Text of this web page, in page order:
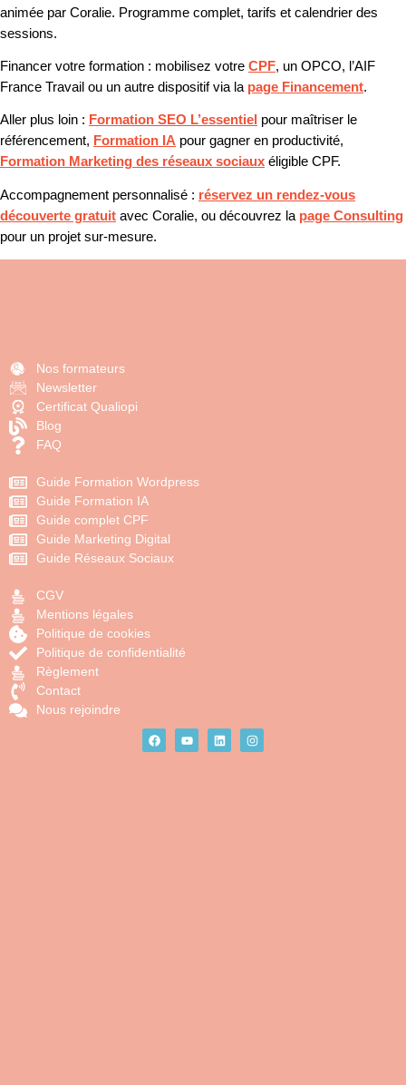
animée par Coralie. Programme complet, tarifs et calendrier des
sessions.
Financer votre formation : mobilisez votre CPF, un OPCO, l’AIF
France Travail ou un autre dispositif via la page Financement.
Aller plus loin : Formation SEO L’essentiel pour maîtriser le
référencement, Formation IA pour gagner en productivité,
Formation Marketing des réseaux sociaux éligible CPF.
Accompagnement personnalisé : réservez un rendez-vous
découverte gratuit avec Coralie, ou découvrez la page Consulting
pour un projet sur-mesure.
Nos formateurs
Newsletter
Certificat Qualiopi
Blog
FAQ
Guide Formation Wordpress
Guide Formation IA
Guide complet CPF
Guide Marketing Digital
Guide Réseaux Sociaux
CGV
Mentions légales
Politique de cookies
Politique de confidentialité
Règlement
Contact
Nous rejoindre